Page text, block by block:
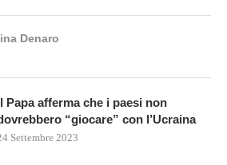
Denaro
Papa afferma che i paesi non
“giocare” con l’Ucraina
Settembre 2023